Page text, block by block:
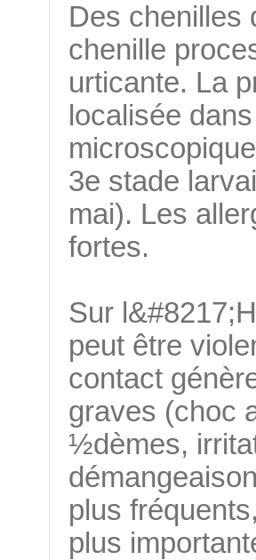
Des chenilles
chenille
urticante. La
localisée
3e stade
mai). Les
fortes.
Sur
peut être
contact
graves (choc
½dèmes,
plus
plus